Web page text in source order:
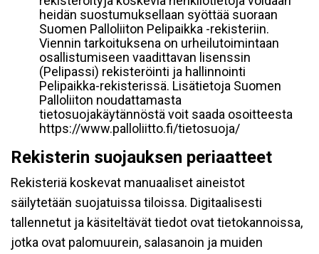
heidän suostumuksellaan syöttää suoraan
Suomen Palloliiton Pelipaikka -rekisteriin.
Viennin tarkoituksena on urheilutoimintaan
osallistumiseen vaadittavan lisenssin
(Pelipassi) rekisteröinti ja hallinnointi
Pelipaikka-rekisterissä. Lisätietoja Suomen
Palloliiton noudattamasta
tietosuojakäytännöstä voit saada osoitteesta
https://www.palloliitto.fi/tietosuoja/
Rekisterin suojauksen periaatteet
Rekisteriä koskevat manuaaliset aineistot
säilytetään suojatuissa tiloissa. Digitaalisesti
tallennetut ja käsiteltävät tiedot ovat tietokannoissa,
jotka ovat palomuurein, salasanoin ja muiden